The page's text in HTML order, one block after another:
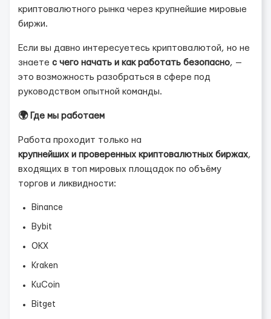
криптовалютного рынка через крупнейшие мировые
биржи.
Если вы давно интересуетесь криптовалютой, но не
знаете с чего начать и как работать безопасно, —
это возможность разобраться в сфере под
руководством опытной команды.
🌍 Где мы работаем
Работа проходит только на
крупнейших и проверенных криптовалютных биржах,
входящих в топ мировых площадок по объёму
торгов и ликвидности:
Binance
Bybit
OKX
Kraken
KuCoin
Bitget